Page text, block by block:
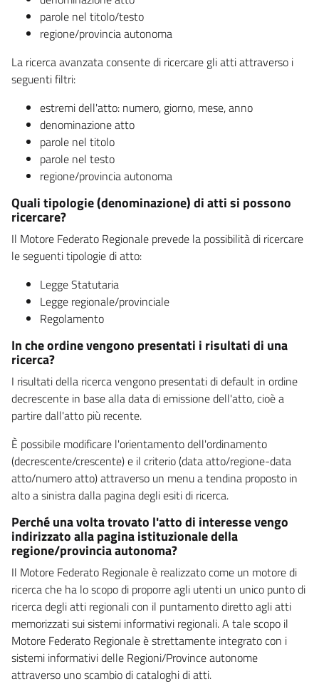
parole nel titolo/testo
regione/provincia autonoma
La ricerca avanzata consente di ricercare gli atti attraverso i
seguenti filtri:
estremi dell'atto: numero, giorno, mese, anno
denominazione atto
parole nel titolo
parole nel testo
regione/provincia autonoma
Quali tipologie (denominazione) di atti si possono
ricercare?
Il Motore Federato Regionale prevede la possibilità di ricercare
le seguenti tipologie di atto:
Legge Statutaria
Legge regionale/provinciale
Regolamento
In che ordine vengono presentati i risultati di una
ricerca?
I risultati della ricerca vengono presentati di default in ordine
decrescente in base alla data di emissione dell'atto, cioè a
partire dall'atto più recente.
È possibile modificare l'orientamento dell'ordinamento
(decrescente/crescente) e il criterio (data atto/regione-data
atto/numero atto) attraverso un menu a tendina proposto in
alto a sinistra dalla pagina degli esiti di ricerca.
Perché una volta trovato l'atto di interesse vengo
indirizzato alla pagina istituzionale della
regione/provincia autonoma?
Il Motore Federato Regionale è realizzato come un motore di
ricerca che ha lo scopo di proporre agli utenti un unico punto di
ricerca degli atti regionali con il puntamento diretto agli atti
memorizzati sui sistemi informativi regionali. A tale scopo il
Motore Federato Regionale è strettamente integrato con i
sistemi informativi delle Regioni/Province autonome
attraverso uno scambio di cataloghi di atti.